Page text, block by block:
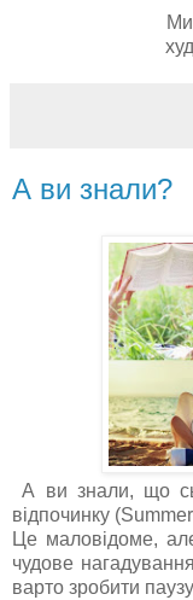
А ви знали?
А ви знали, що
відпочинку
Це маловідоме,
чудове
варто зробити